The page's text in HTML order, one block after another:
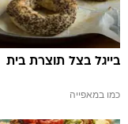
בייגל בצל תוצרת בית
כמו במאפייה